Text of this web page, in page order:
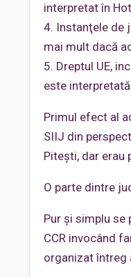
interpretat în
4. Instanţele de
mai mult dacă
5. Dreptul UE,
este
Primul efect al
SIIJ din
Piteşti, dar erau
O parte dintre
Pur şi simplu
CCR invocând
organizat întreg